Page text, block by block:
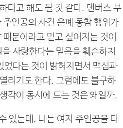
다고 해도 될 것 같다. 댄버스 부
인공의 사건 은폐 동참 행위가
문이라고 믿고 싶어지는 것이
사랑한다는 믿음을 훼손하지
다는 것이 밝혀지면서 맥심과
리기도 한다. 그럼에도 불구하
각이 동시에 드는 것은 왜일까.
있는데, 나는 여자 주인공을 다